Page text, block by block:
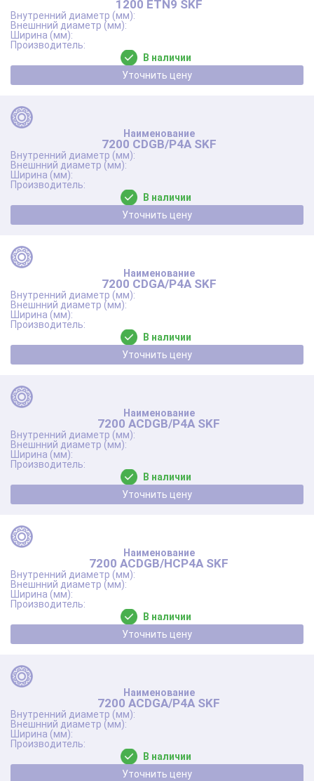
1200 ETN9 SKF
В наличии
Уточнить цену
7200 CDGB/P4A SKF
В наличии
Уточнить цену
7200 CDGA/P4A SKF
В наличии
Уточнить цену
7200 ACDGB/P4A SKF
В наличии
Уточнить цену
7200 ACDGB/HCP4A SKF
В наличии
Уточнить цену
7200 ACDGA/P4A SKF
В наличии
Уточнить цену